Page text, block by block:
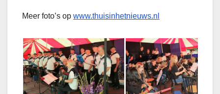
Meer foto’s op www.thuisinhetnieuws.nl